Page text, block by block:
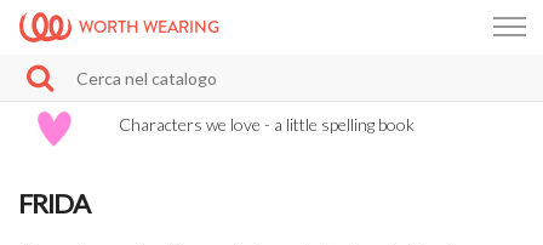
WORTH WEARING
Characters we love - a little spelling book
FRIDA